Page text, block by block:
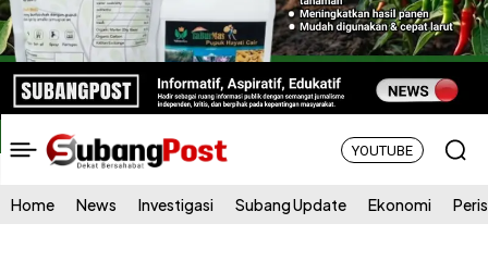
YOUTUBE
Home News Investigasi Subang Update Ekonomi